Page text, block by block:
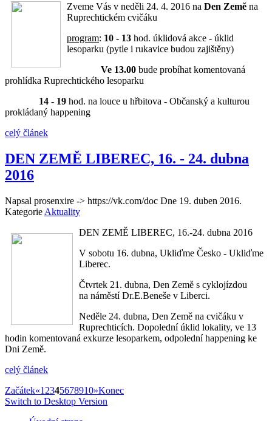
Zveme Vás v neděli 24. 4. 2016 na Den Země na
Ruprechtickém cvičáku
program: 10 - 13 hod. úklidová akce - úklid
lesoparku (pytle i rukavice budou zajištěny)
Ve 13.00 bude probíhat komentovaná
prohlídka Ruprechtického lesoparku
14 - 19 hod. na louce u hřbitova - Občanský a kulturou
prokládaný happening
celý článek
DEN ZEMĚ LIBEREC, 16. - 24. dubna
2016
Napsal prosenxire -> https://vk.com/doc Dne 19. duben 2016.
Kategorie Aktuality
DEN ZEMĚ LIBEREC, 16.-24. dubna 2016
V sobotu 16. dubna, Ukliďme Česko - Ukliďme
Liberec.
Čtvrtek 21. dubna, Den Země s cyklojízdou
na náměstí Dr.E.Beneše v Liberci.
Neděle 24. dubna, Den Země na cvičáku v
Ruprechticích. Dopolední úklid lokality, ve 13
hodin komentovaná exkurze lesoparkem, odpolední happening ke
Dni Země.
celý článek
Začátek«1 2345678910»Konec
Switch to Desktop Version